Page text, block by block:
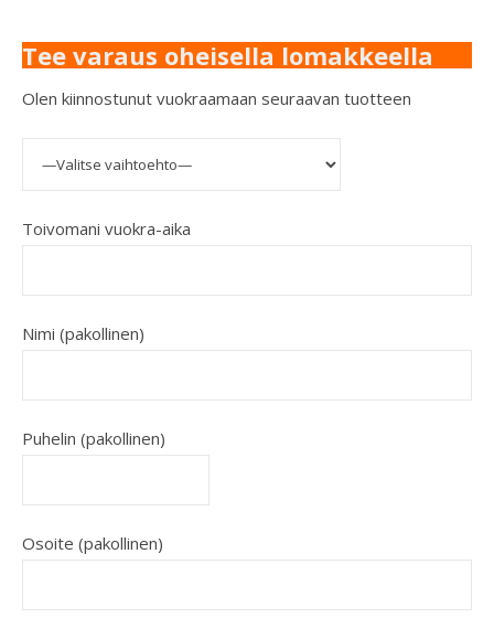
Tee varaus oheisella lomakkeella
Olen kiinnostunut vuokraamaan seuraavan tuotteen
Toivomani vuokra-aika
Nimi (pakollinen)
Puhelin (pakollinen)
Osoite (pakollinen)